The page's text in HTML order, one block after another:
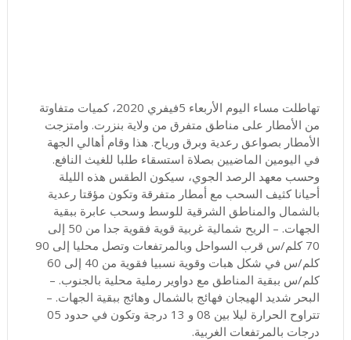
تهاطلت مساء اليوم الأربعاء 5فيفري 2020، كميات متفاوتة
من الأمطار على مناطق متفرق من ولاية بنزرت. وامتزجت
الأمطار بصواعق رعدية وبرق ورياح. هذا وقام أهالي الجهة
في اليومين الماضيين بصلاة استسقاء طلبا للغيث النافع.
وحسب معهد الرصد الجوي، سيكون الطقس هذه الليلة
أحيانا كثيف السحب مع أمطار متفرقة وتكون مؤقتا رعدية
بالشمال والمناطق الشرقية للوسط وسحب عابرة ببقية
الجهات. – الريح شمالية غربية قوية فقوية جدا من 50 إلى
70 كلم/س قرب السواحل وبالمرتفعات وتصل محليا إلى 90
كلم/س في شكل هبات وقوية نسبيا فقوية من 40 إلى 60
كلم/س ببقية المناطق مع دواوير رملية محلية بالجنوب. –
البحر شديد الهيجان فهائج بالشمال وهائج ببقية الجهات. –
تتراوح الحرارة ليلا بين 08 و 13 درجة وتكون في حدود 05
درجات بالمرتفعات الغربية.